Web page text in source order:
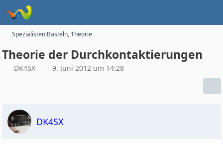
Spezialisten:Basteln, Theorie
Theorie der Durchkontaktierungen
DK4SX 9. Juni 2012 um 14:28
DK4SX